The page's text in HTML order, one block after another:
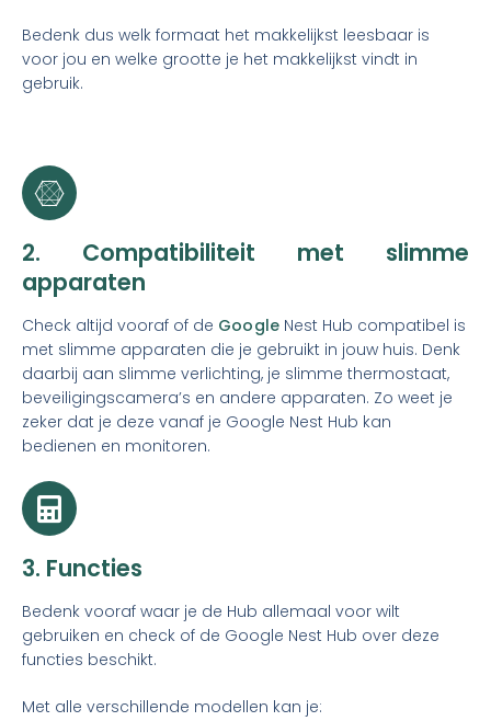
Bedenk dus welk formaat het makkelijkst leesbaar is
voor jou en welke grootte je het makkelijkst vindt in
gebruik.
2. Compatibiliteit met slimme
apparaten
Check altijd vooraf of de Google Nest Hub compatibel is
met slimme apparaten die je gebruikt in jouw huis. Denk
daarbij aan slimme verlichting, je slimme thermostaat,
beveiligingscamera’s en andere apparaten. Zo weet je
zeker dat je deze vanaf je Google Nest Hub kan
bedienen en monitoren.
3. Functies
Bedenk vooraf waar je de Hub allemaal voor wilt
gebruiken en check of de Google Nest Hub over deze
functies beschikt.
Met alle verschillende modellen kan je: